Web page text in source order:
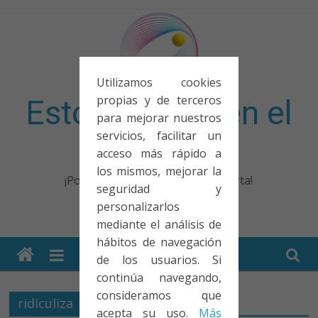
Utilizamos cookies
propias y de terceros
para mejorar nuestros
servicios, facilitar un
acceso más rápido a
los mismos, mejorar la
seguridad y
personalizarlos
mediante el análisis de
hábitos de navegación
de los usuarios. Si
continúa navegando,
consideramos que
acepta su uso. Más
Esto no entra en el
examen
¡Porque no solo el examen importa!
ridiculiza